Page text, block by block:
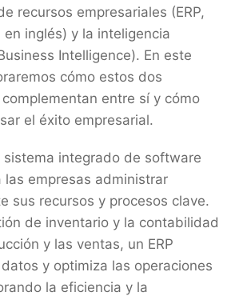
recursos empresariales (ERP,
en inglés) y la inteligencia
Intelligence). En este
cómo estos dos
entre sí y cómo
el éxito empresarial.
sistema integrado de software
las empresas administrar
sus recursos y procesos clave.
de inventario y la contabilidad
y las ventas, un ERP
y optimiza las operaciones
la eficiencia y la